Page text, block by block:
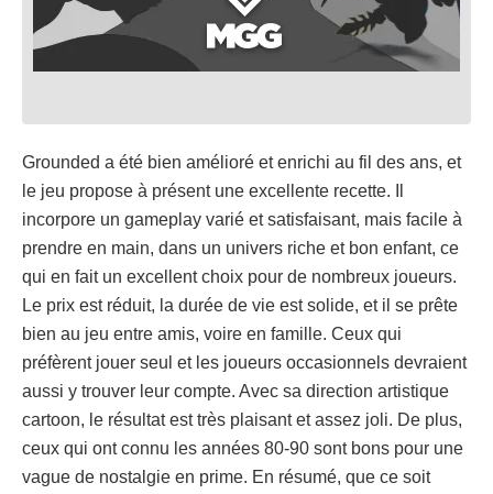
Grounded a été bien amélioré et enrichi au fil des ans, et
le jeu propose à présent une excellente recette. Il
incorpore un gameplay varié et satisfaisant, mais facile à
prendre en main, dans un univers riche et bon enfant, ce
qui en fait un excellent choix pour de nombreux joueurs.
Le prix est réduit, la durée de vie est solide, et il se prête
bien au jeu entre amis, voire en famille. Ceux qui
préfèrent jouer seul et les joueurs occasionnels devraient
aussi y trouver leur compte. Avec sa direction artistique
cartoon, le résultat est très plaisant et assez joli. De plus,
ceux qui ont connu les années 80-90 sont bons pour une
vague de nostalgie en prime. En résumé, que ce soit